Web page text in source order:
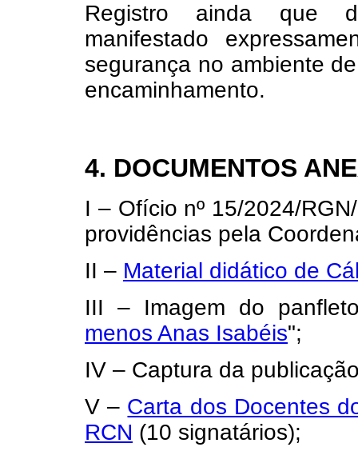
Registro ainda que
manifestado
segurança no ambiente
encaminhamento.
4. DOCUMENTOS
I – Ofício nº 15/2024/
providências pela
II – Material didático de
III – Imagem do
menos Anas Isabéis";
IV – Captura da
V – Carta dos Docentes
RCN (10 signatários);